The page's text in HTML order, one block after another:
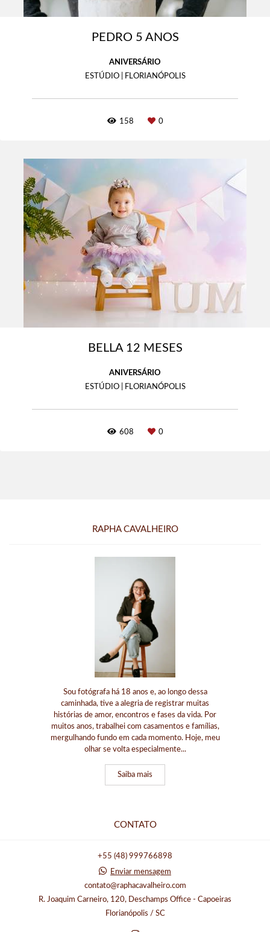
PEDRO 5 ANOS
ANIVERSÁRIO
ESTÚDIO | FLORIANÓPOLIS
158 0
BELLA 12 MESES
ANIVERSÁRIO
ESTÚDIO | FLORIANÓPOLIS
608 0
RAPHA CAVALHEIRO
Sou fotógrafa há 18 anos e, ao longo dessa
caminhada, tive a alegria de registrar muitas
histórias de amor, encontros e fases da vida. Por
muitos anos, trabalhei com casamentos e famílias,
mergulhando fundo em cada momento. Hoje, meu
olhar se volta especialmente...
Saiba mais
CONTATO
+55 (48) 999766898
Enviar mensagem
contato@raphacavalheiro.com
R. Joaquim Carneiro, 120, Deschamps Office - Capoeiras
Florianópolis / SC